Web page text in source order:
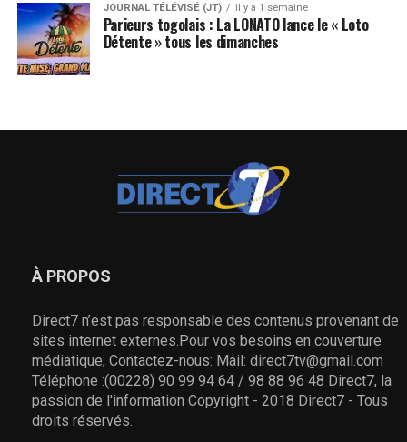
JOURNAL TÉLÉVISÉ (JT) il y a 1 semaine
Parieurs togolais : La LONATO lance le « Loto
Détente » tous les dimanches
À PROPOS
Direct7 n’est pas responsable des contenus provenant de
sites internet externes.Pour vos besoins en couverture
médiatique, Contactez-nous: Mail: direct7tv@gmail.com
Téléphone :(00228) 90 99 94 64 / 98 88 96 48 Direct7, la
passion de l'information Copyright - 2018 Direct7 - Tous
droits réservés.